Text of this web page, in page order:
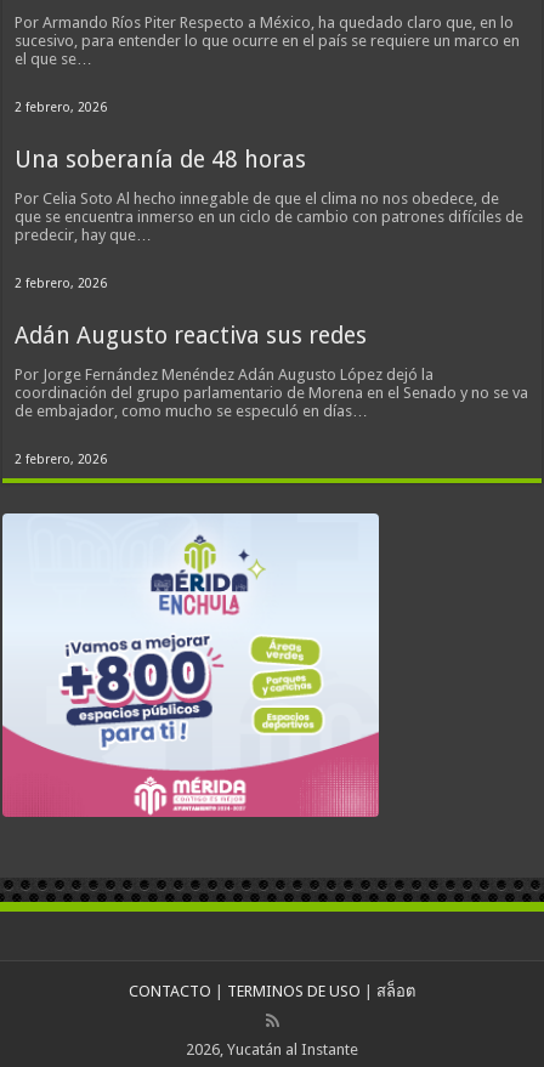
Por Armando Ríos Piter Respecto a México, ha quedado claro que, en lo
sucesivo, para entender lo que ocurre en el país se requiere un marco en
el que se…
2 febrero, 2026
Una soberanía de 48 horas
Por Celia Soto Al hecho innegable de que el clima no nos obedece, de
que se encuentra inmerso en un ciclo de cambio con patrones difíciles de
predecir, hay que…
2 febrero, 2026
Adán Augusto reactiva sus redes
Por Jorge Fernández Menéndez Adán Augusto López dejó la
coordinación del grupo parlamentario de Morena en el Senado y no se va
de embajador, como mucho se especuló en días…
2 febrero, 2026
CONTACTO TERMINOS DE USO สล็อต
2026, Yucatán al Instante